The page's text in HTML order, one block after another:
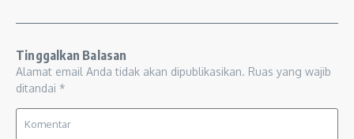
Tinggalkan Balasan
Alamat email Anda tidak akan dipublikasikan. Ruas yang wajib
ditandai *